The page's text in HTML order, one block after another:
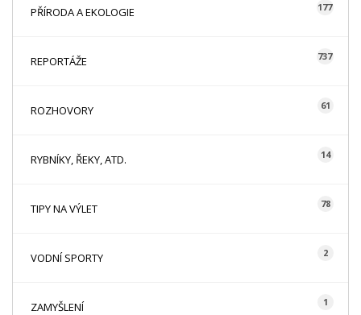
PŘÍRODA A EKOLOGIE 177
REPORTÁŽE 737
ROZHOVORY 61
RYBNÍKY, ŘEKY, ATD. 14
TIPY NA VÝLET 78
VODNÍ SPORTY 2
ZAMYŠLENÍ 1